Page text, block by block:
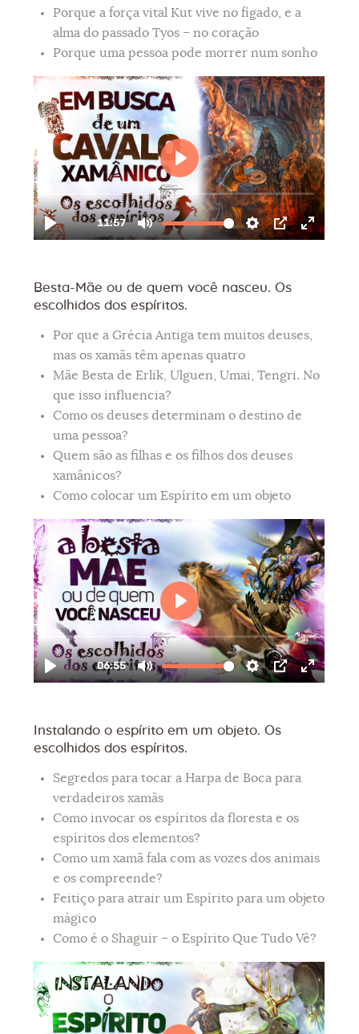
Porque a força vital Kut vive no fígado, e a
alma do passado Tyos – no coração
Porque uma pessoa pode morrer num sonho
Besta-Mãe ou de quem você nasceu. Os
escolhidos dos espíritos.
Por que a Grécia Antiga tem muitos deuses,
mas os xamãs têm apenas quatro
Mãe Besta de Erlik, Ulguen, Umai, Tengri. No
que isso influencia?
Como os deuses determinam o destino de
uma pessoa?
Quem são as filhas e os filhos dos deuses
xamânicos?
Como colocar um Espírito em um objeto
Instalando o espírito em um objeto. Os
escolhidos dos espíritos.
Segredos para tocar a Harpa de Boca para
verdadeiros xamãs
Como invocar os espíritos da floresta e os
espíritos dos elementos?
Como um xamã fala com as vozes dos animais
e os compreende?
Feitiço para atrair um Espírito para um objeto
mágico
Como é o Shaguir – o Espírito Que Tudo Vê?